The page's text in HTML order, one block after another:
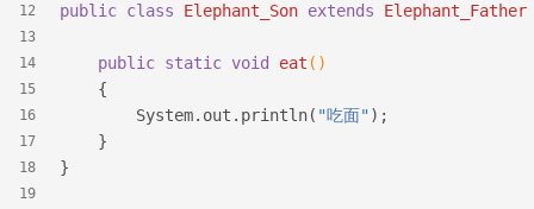
12
13
14
15
16
17
18
19
public class Elephant_Son extends Elephant_Father
public static void eat ()
{
        System.out.println(
"吃面" );
    }
}